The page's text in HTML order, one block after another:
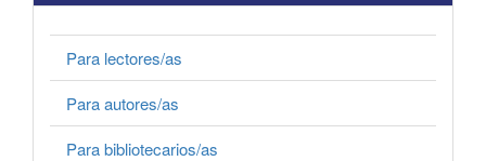
Para lectores/as
Para autores/as
Para bibliotecarios/as